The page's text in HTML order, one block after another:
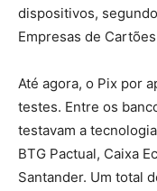
dispositivos,
Empresas de
Até agora, o Pix por
testes. Entre os
testavam a
BTG Pactual, Caixa
Santander. Um total